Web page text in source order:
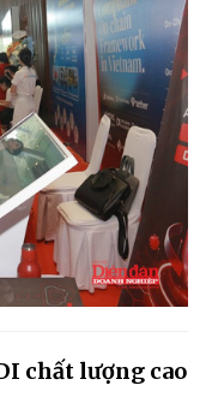
chất lượng cao